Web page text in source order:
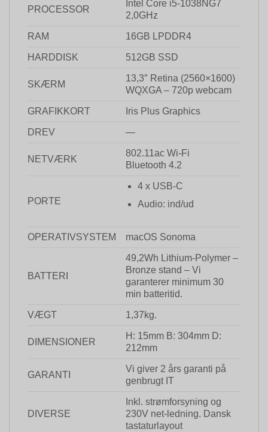
PROCESSOR
Intel Core i5-1038NG7
2,0GHz
RAM 16GB LPDDR4
HARDDISK 512GB SSD
SKÆRM
13,3″ Retina (2560×1600)
WQXGA – 720p webcam
GRAFIKKORT Iris Plus Graphics
DREV —
NETVÆRK
802.11ac Wi-Fi
Bluetooth 4.2
PORTE
4 x USB-C
Audio: ind/ud
OPERATIVSYSTEM macOS Sonoma
BATTERI
49,2Wh Lithium-Polymer –
Bronze stand – Vi
garanterer minimum 30
min batteritid.
VÆGT 1,37kg.
DIMENSIONER
H: 15mm B: 304mm D:
212mm
GARANTI
Vi giver 2 års garanti på
genbrugt IT
DIVERSE
Inkl. strømforsyning og
230V net-ledning. Dansk
tastaturlayout